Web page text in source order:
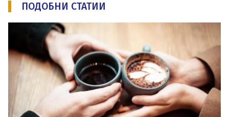
ПОДОБНИ СТАТИИ